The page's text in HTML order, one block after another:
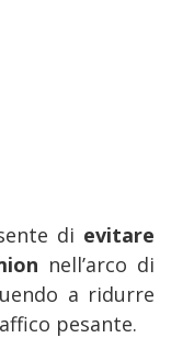
di evitare
nell’arco di
a ridurre
pesante.